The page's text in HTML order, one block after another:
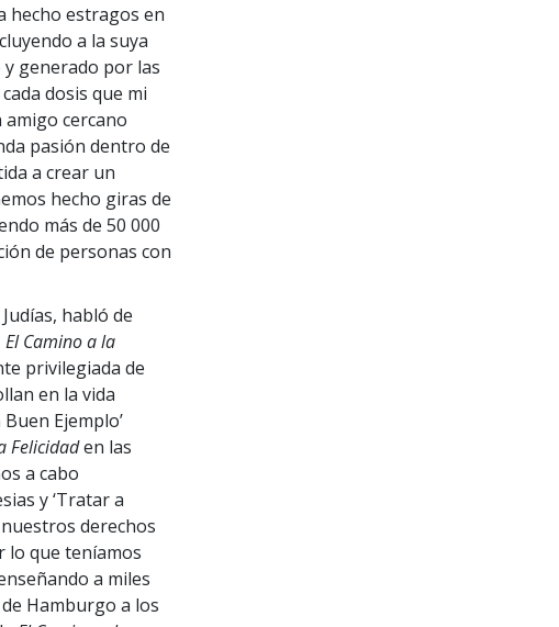
hecho estragos en
a la suya
generado por las
dosis que mi
cercano
pasión dentro de
a crear un
hecho giras de
más de 50 000
de personas con
habló de
El Camino a la
privilegiada de
en la vida
Ejemplo’
Felicidaden las
a cabo
y ‘Tratar a
derechos
lo que teníamos
a miles
Hamburgo a los